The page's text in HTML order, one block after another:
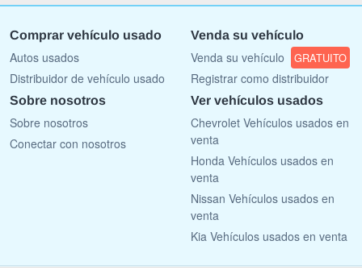
Comprar vehículo usado
Autos usados
Distribuidor de vehículo usado
Venda su vehículo
Venda su vehículo GRATUITO
Registrar como distribuidor
Sobre nosotros
Sobre nosotros
Conectar con nosotros
Ver vehículos usados
Chevrolet Vehículos usados en
venta
Honda Vehículos usados en
venta
Nissan Vehículos usados en
venta
Kia Vehículos usados en venta